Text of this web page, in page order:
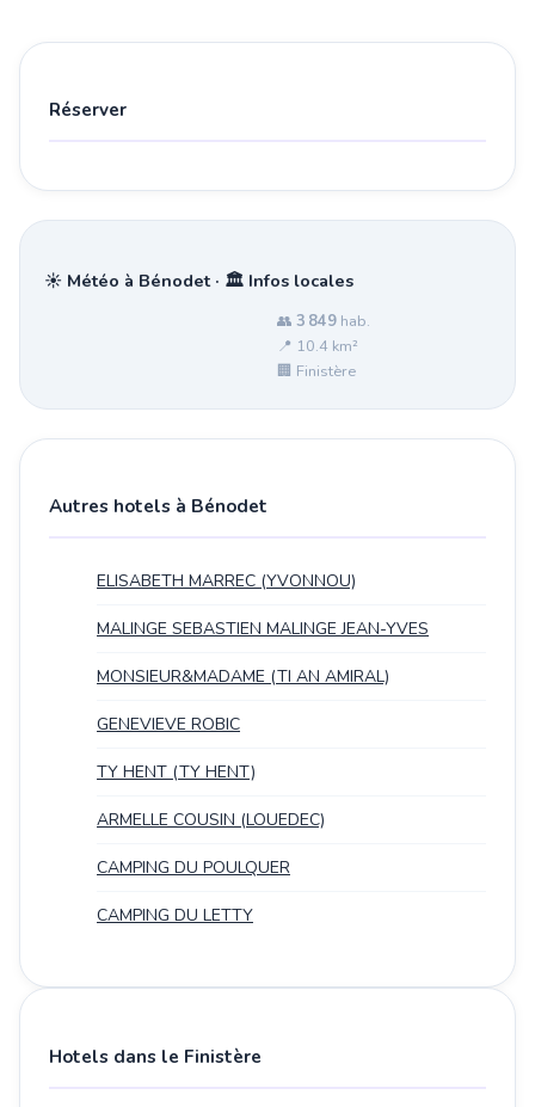
Réserver
☀️ Météo à Bénodet · 🏛️ Infos locales
👥 3 849 hab.
📍 10.4 km²
🏢 Finistère
Autres hotels à Bénodet
ELISABETH MARREC (YVONNOU)
MALINGE SEBASTIEN MALINGE JEAN-YVES
MONSIEUR&MADAME (TI AN AMIRAL)
GENEVIEVE ROBIC
TY HENT (TY HENT)
ARMELLE COUSIN (LOUEDEC)
CAMPING DU POULQUER
CAMPING DU LETTY
Hotels dans le Finistère